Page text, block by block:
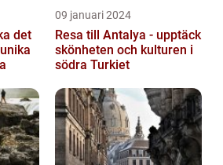
det
09 januari 2024
Resa till Antalya - upptäck
skönheten och kulturen i
södra Turkiet